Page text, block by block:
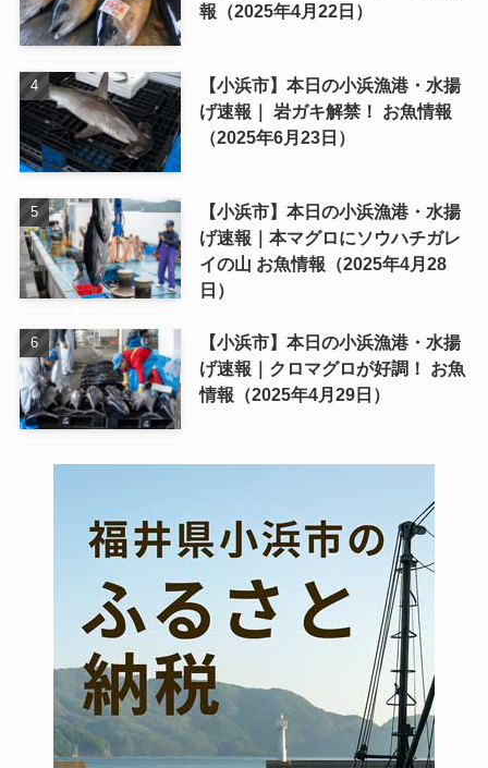
報（2025年4月22日）
【小浜市】本日の小浜漁港・水揚
げ速報｜ 岩ガキ解禁！ お魚情報
（2025年6月23日）
【小浜市】本日の小浜漁港・水揚
げ速報｜本マグロにソウハチガレ
イの山 お魚情報（2025年4月28
日）
【小浜市】本日の小浜漁港・水揚
げ速報｜クロマグロが好調！ お魚
情報（2025年4月29日）